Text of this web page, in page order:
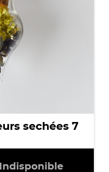
sechées 7
Indisponible